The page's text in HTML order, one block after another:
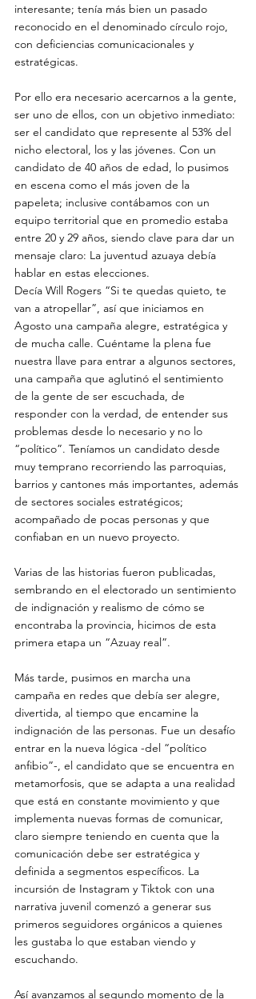
interesante; tenía más bien un pasado
reconocido en el denominado círculo rojo,
con deficiencias comunicacionales y
estratégicas.
Por ello era necesario acercarnos a la gente,
ser uno de ellos, con un objetivo inmediato:
ser el candidato que represente al 53% del
nicho electoral, los y las jóvenes. Con un
candidato de 40 años de edad, lo pusimos
en escena como el más joven de la
papeleta; inclusive contábamos con un
equipo territorial que en promedio estaba
entre 20 y 29 años, siendo clave para dar un
mensaje claro: La juventud azuaya debía
hablar en estas elecciones.
Decía Will Rogers “Si te quedas quieto, te
van a atropellar”, así que iniciamos en
Agosto una campaña alegre, estratégica y
de mucha calle. Cuéntame la plena fue
nuestra llave para entrar a algunos sectores,
una campaña que aglutinó el sentimiento
de la gente de ser escuchada, de
responder con la verdad, de entender sus
problemas desde lo necesario y no lo
“político”. Teníamos un candidato desde
muy temprano recorriendo las parroquias,
barrios y cantones más importantes, además
de sectores sociales estratégicos;
acompañado de pocas personas y que
confiaban en un nuevo proyecto.
Varias de las historias fueron publicadas,
sembrando en el electorado un sentimiento
de indignación y realismo de cómo se
encontraba la provincia, hicimos de esta
primera etapa un “Azuay real”.
Más tarde, pusimos en marcha una
campaña en redes que debía ser alegre,
divertida, al tiempo que encamine la
indignación de las personas. Fue un desafío
entrar en la nueva lógica -del “político
anfibio”-, el candidato que se encuentra en
metamorfosis, que se adapta a una realidad
que está en constante movimiento y que
implementa nuevas formas de comunicar,
claro siempre teniendo en cuenta que la
comunicación debe ser estratégica y
definida a segmentos específicos. La
incursión de Instagram y Tiktok con una
narrativa juvenil comenzó a generar sus
primeros seguidores orgánicos a quienes
les gustaba lo que estaban viendo y
escuchando.
Así avanzamos al segundo momento de la